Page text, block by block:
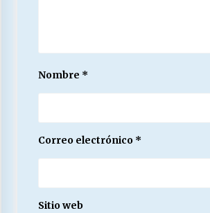
Nombre *
Correo electrónico *
Sitio web